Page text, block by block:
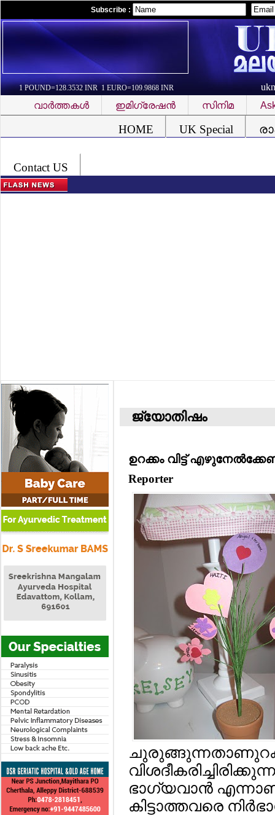
Subscribe :
1 POUND=128.3532 INR 1 EURO=109.9868 INR
വാര്‍ത്തകള്‍
ഇമിഗ്രേഷന്‍ സിനിമ
HOME UK Special
Contact US
ജ്യോതിഷം
ഉറക്കം വിട്ട്
Reporter
ഭാഗ്യവാന്‍ എന്നാണ്
കിട്ടാത്തവരെ